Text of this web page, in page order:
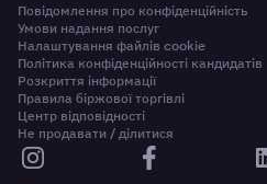
Повідомлення про конфіденційність
Умови надання послуг
Налаштування файлів cookie
Політика конфіденційності кандидатів
Розкриття інформації
Правила біржової торгівлі
Центр відповідності
Не продавати / ділитися